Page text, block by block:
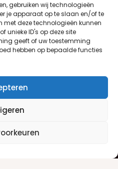
gebruiken wij technologieën
je apparaat op te slaan en/of te
met deze technologieën kunnen
unieke ID's op deze site
geeft of uw toestemming
hebben op bepaalde functies